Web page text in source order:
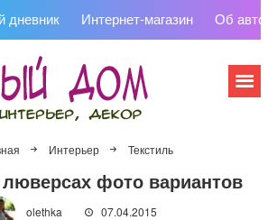
дневник Интернет-магазин Об
Интерьер Текстиль
фото вариантов
olethka 07.04.2015